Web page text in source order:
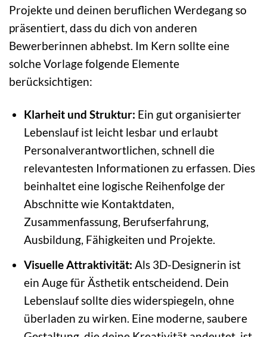
Projekte und deinen beruflichen Werdegang so
präsentiert, dass du dich von anderen
Bewerberinnen abhebst. Im Kern sollte eine
solche Vorlage folgende Elemente
berücksichtigen:
Klarheit und Struktur: Ein gut organisierter
Lebenslauf ist leicht lesbar und erlaubt
Personalverantwortlichen, schnell die
relevantesten Informationen zu erfassen. Dies
beinhaltet eine logische Reihenfolge der
Abschnitte wie Kontaktdaten,
Zusammenfassung, Berufserfahrung,
Ausbildung, Fähigkeiten und Projekte.
Visuelle Attraktivität: Als 3D-Designerin ist
ein Auge für Ästhetik entscheidend. Dein
Lebenslauf sollte dies widerspiegeln, ohne
überladen zu wirken. Eine moderne, saubere